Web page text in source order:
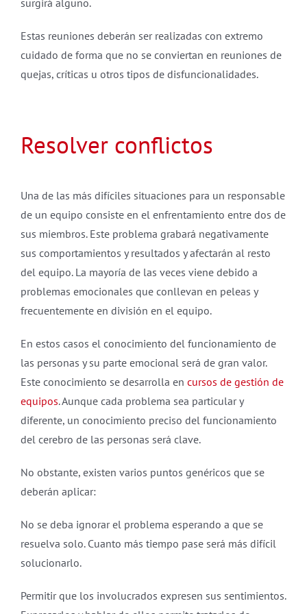
surgirá alguno.
Estas reuniones deberán ser realizadas con extremo
cuidado de forma que no se conviertan en reuniones de
quejas, críticas u otros tipos de disfuncionalidades.
Resolver conflictos
Una de las más difíciles situaciones para un responsable
de un equipo consiste en el enfrentamiento entre dos de
sus miembros. Este problema grabará negativamente
sus comportamientos y resultados y afectarán al resto
del equipo. La mayoría de las veces viene debido a
problemas emocionales que conllevan en peleas y
frecuentemente en división en el equipo.
En estos casos el conocimiento del funcionamiento de
las personas y su parte emocional será de gran valor.
Este conocimiento se desarrolla en cursos de gestión de
equipos. Aunque cada problema sea particular y
diferente, un conocimiento preciso del funcionamiento
del cerebro de las personas será clave.
No obstante, existen varios puntos genéricos que se
deberán aplicar:
No se deba ignorar el problema esperando a que se
resuelva solo. Cuanto más tiempo pase será más difícil
solucionarlo.
Permitir que los involucrados expresen sus sentimientos.